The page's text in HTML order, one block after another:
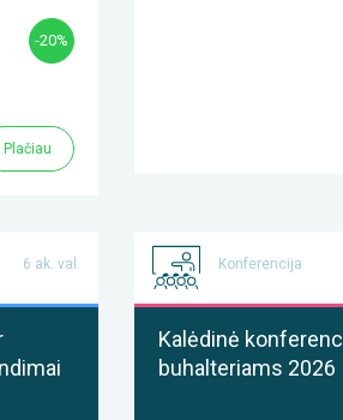
-20%
Plačiau
6 ak. val. Konferencija
Kalėdinė
buhalteriams 2026